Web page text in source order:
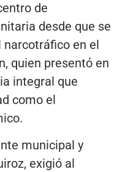
de
desde que se
narcotráfico en el
quien presentó en
integral que
como el
municipal y
exigió al